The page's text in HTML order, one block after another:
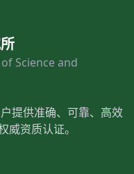
Science and
提供准确、可靠、高效
威资质认证。